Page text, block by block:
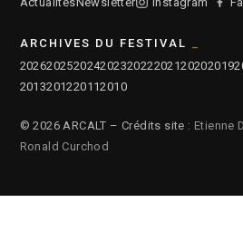
ARCHIVES DU FESTIVAL
20262025202420232022202120202019
2013201220112010
© 2026 ARCALT – Crédits site : Etienne
Ronald Curchod